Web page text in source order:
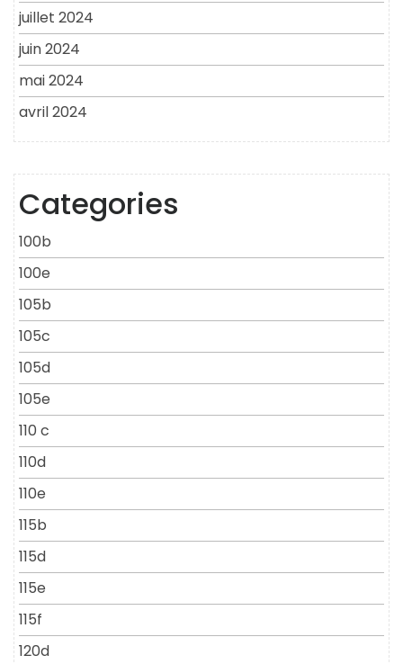
juillet 2024
juin 2024
mai 2024
avril 2024
Categories
100b
100e
105b
105c
105d
105e
110 c
110d
110e
115b
115d
115e
115f
120d